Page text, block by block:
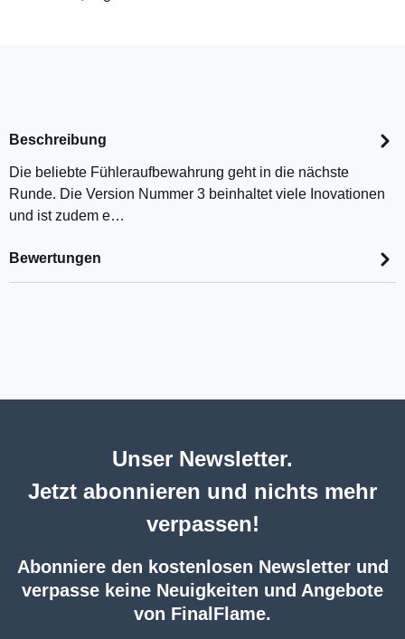
Beschreibung
Die beliebte Fühleraufbewahrung geht in die nächste
Runde. Die Version Nummer 3 beinhaltet viele Inovationen
und ist zudem e…
Bewertungen
Unser Newsletter.
Jetzt abonnieren und nichts mehr
verpassen!
Abonniere den kostenlosen Newsletter und
verpasse keine Neuigkeiten und Angebote
von FinalFlame.